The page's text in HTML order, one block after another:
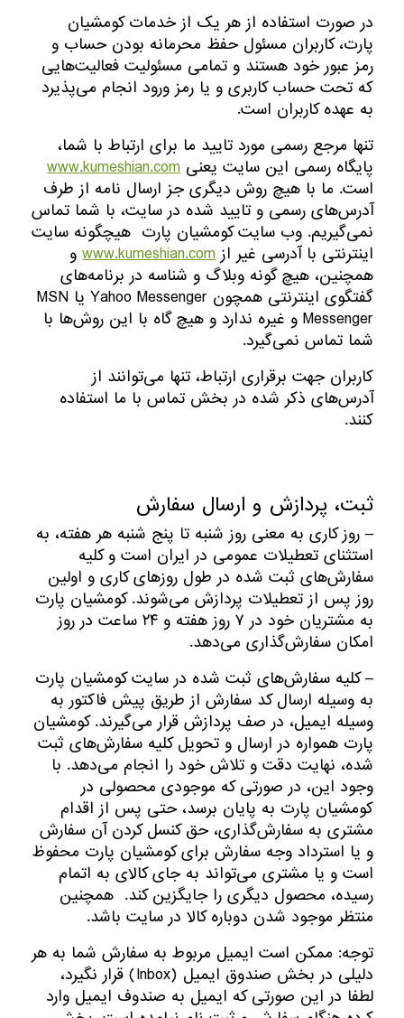
در صورت استفاده از هر یک از خدمات کومشیان
پارت، کاربران مسئول حفظ محرمانه بودن حساب و
رمز عبور خود هستند و تمامی مسئولیت فعالیت‌‏هایی
که تحت حساب کاربری و یا رمز ورود انجام می‏‌پذیرد
به عهده کاربران است.
تنها مرجع رسمی مورد تایید ما برای ارتباط با شما،
پایگاه رسمی این سایت یعنیwww.kumeshian.com
است. ما با هیچ روش دیگری جز ارسال نامه از طرف
آدرس‏‌های رسمی و تایید شده در سایت، با شما تماس
نمی‌‏گیریم. وب سایت کومشیان پارت هیچگونه سایت
اینترنتی با آدرسی غیر ازwww.kumeshian.comو
همچنین، هیچ گونه وبلاگ و شناسه در برنامه‏‌های
گفتگوی اینترنتی همچون Yahoo Messenger یا MSN
Messenger و غیره ندارد و هیچ ‏گاه با این روش‏‌ها با
شما تماس نمی‏‌گیرد.
کاربران جهت برقراری ارتباط، تنها می‏‌توانند از
آدرس‌‏های ذکر شده در بخش تماس با ما استفاده
کنند.
ثبت، پردازش و ارسال سفارش
– روز کاری به معنی روز شنبه تا پنج شنبه هر هفته، به
استثنای تعطیلات عمومی در ایران است و کلیه
سفارش‏‌های ثبت شده در طول روزهای کاری و اولین
روز پس از تعطیلات پردازش می‌‏شوند. کومشیان پارت
به مشتریان خود در ۷ روز هفته و ۲۴ ساعت در روز
امکان سفارش‌‏گذاری می‌‏دهد.
– کلیه سفارش‌‏های ثبت شده در سایت کومشیان پارت
به وسیله ارسال کد سفارش از طریق پیش فاکتور به
وسیله ایمیل، در صف پردازش قرار می‏‌گیرند. کومشیان
پارت همواره در ارسال و تحویل کلیه سفارش‌‏های ثبت
شده، نهایت دقت و تلاش خود را انجام می‌دهد. با
وجود این، در صورتی که موجودی محصولی در
کومشیان پارت به پایان برسد، حتی پس از اقدام
مشتری به سفارش‌‏گذاری، حق کنسل کردن آن سفارش
و یا استرداد وجه سفارش برای کومشیان پارت محفوظ
است و یا مشتری می‏‌تواند به جای کالای به اتمام
رسیده، محصول دیگری را جایگزین کند. همچنین
منتظر موجود شدن دوباره کالا در سایت باشد.
توجه: ممکن است ایمیل مربوط به سفارش شما به هر
دلیلی در بخش صندوق ایمیل (Inbox) قرار نگیرد،
لطفا در این صورتی که ایمیل به صندوف ایمیل وارد